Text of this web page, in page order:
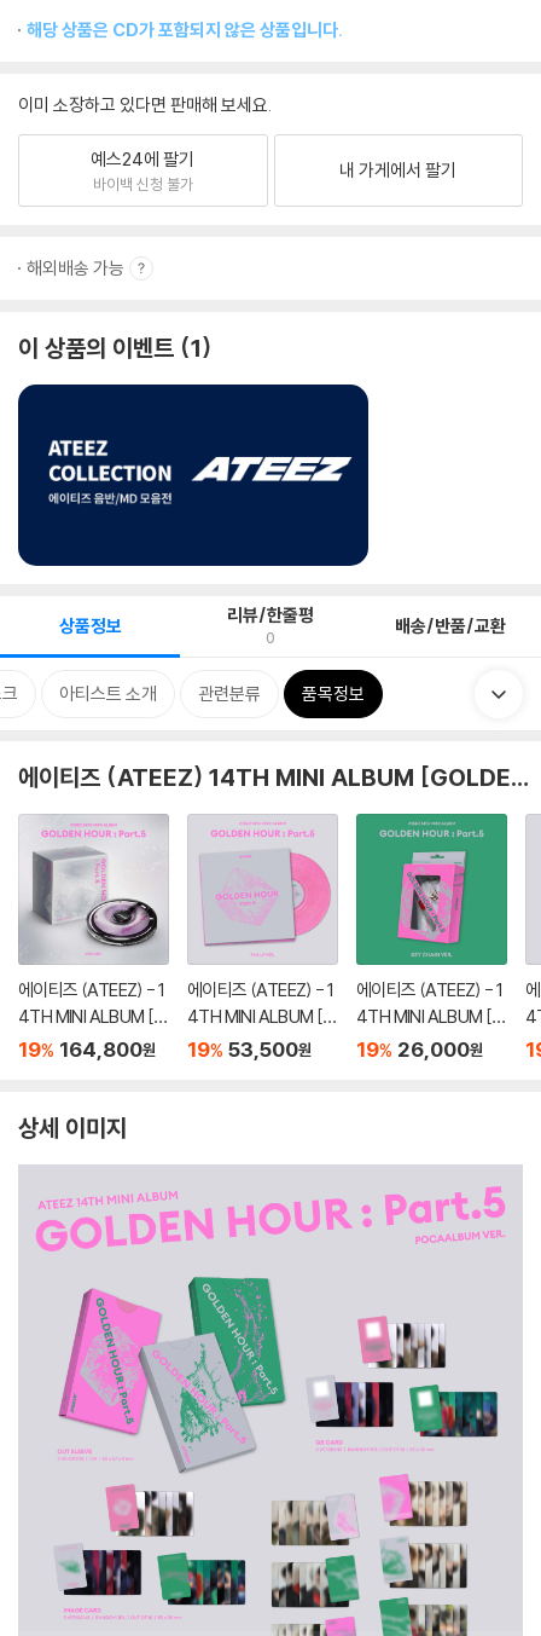
해당 상품은 CD가 포함되지 않은 상품입니다.
이미 소장하고 있다면 판매해 보세요.
예스24에 팔기
바이백 신청 불가
내 가게에서 팔기
해외배송 가능
이 상품의 이벤트 1
상품정보 리뷰/한줄평
0 배송/반품/교환
아티스트 소개 관련분류 품목정보
에이티즈 (ATEEZ) 14TH MINI ALBUM [GOLDEN HOUR : Part.5]
에이티즈 (ATEEZ) - 1
4TH MINI ALBUM [G
OLDEN HOUR : Part.
19% 164,800원
에이티즈 (ATEEZ) - 1
4TH MINI ALBUM [G
OLDEN HOUR : Part.
19% 53,500원
에이티즈 (ATEEZ) - 1
4TH MINI ALBUM [G
OLDEN HOUR : Part.
19% 26,000원
상세 이미지